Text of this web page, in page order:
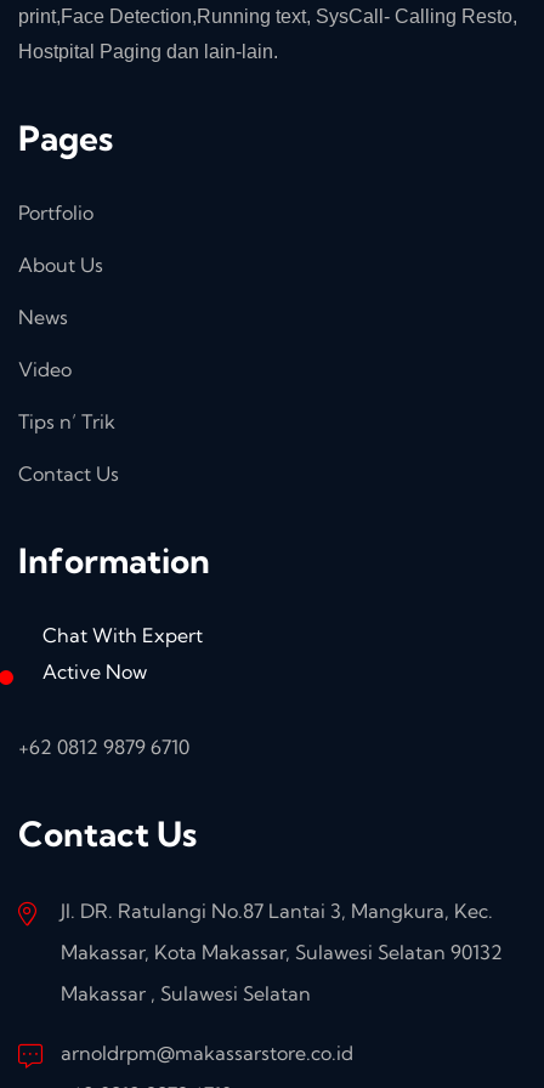
print,Face Detection,Running text, SysCall- Calling Resto,
Hostpital Paging dan lain-lain.
Pages
Portfolio
About Us
News
Video
Tips n’ Trik
Contact Us
Information
Chat With Expert
Active Now
+62 0812 9879 6710
Contact Us
Jl. DR. Ratulangi No.87 Lantai 3, Mangkura, Kec.
Makassar, Kota Makassar, Sulawesi Selatan 90132
Makassar , Sulawesi Selatan
arnoldrpm@makassarstore.co.id